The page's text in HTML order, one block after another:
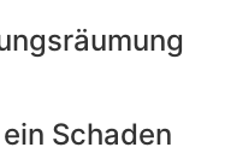
Schaden